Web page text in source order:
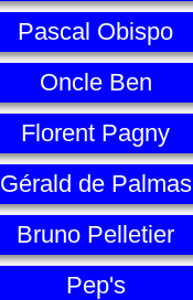
Pascal Obispo
Oncle Ben
Florent Pagny
Gérald de Palmas
Bruno Pelletier
Pep's